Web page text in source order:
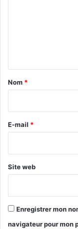
a
e
Nom *
E-mail *
Site web
Enregistrer mon
navigateur pour mon